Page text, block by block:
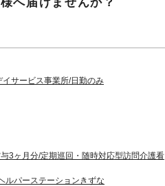
サービス事業所/日勤のみ
3ヶ月分/定期巡回・随時対応型訪問介護看
ルパーステーションきずな